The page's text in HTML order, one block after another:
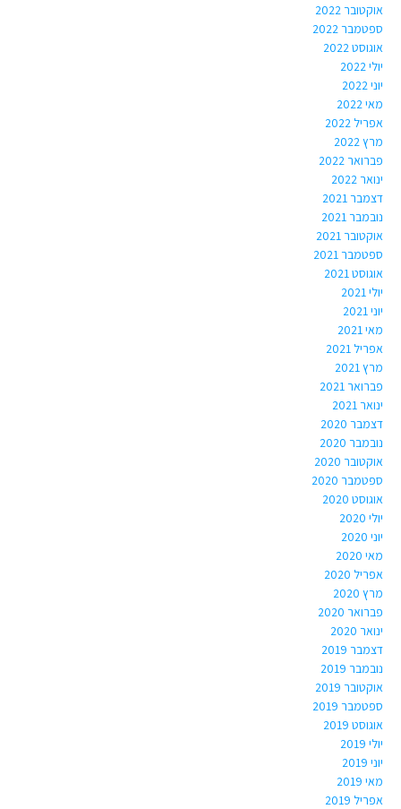
אוקטובר 2022
ספטמבר 2022
אוגוסט 2022
יולי 2022
יוני 2022
מאי 2022
אפריל 2022
מרץ 2022
פברואר 2022
ינואר 2022
דצמבר 2021
נובמבר 2021
אוקטובר 2021
ספטמבר 2021
אוגוסט 2021
יולי 2021
יוני 2021
מאי 2021
אפריל 2021
מרץ 2021
פברואר 2021
ינואר 2021
דצמבר 2020
נובמבר 2020
אוקטובר 2020
ספטמבר 2020
אוגוסט 2020
יולי 2020
יוני 2020
מאי 2020
אפריל 2020
מרץ 2020
פברואר 2020
ינואר 2020
דצמבר 2019
נובמבר 2019
אוקטובר 2019
ספטמבר 2019
אוגוסט 2019
יולי 2019
יוני 2019
מאי 2019
אפריל 2019